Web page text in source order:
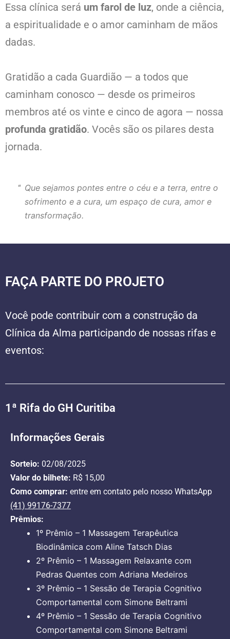
Essa clínica será um farol de luz, onde a ciência,
a espiritualidade e o amor caminham de mãos
dadas.
Gratidão a cada Guardião — a todos que
caminham conosco — desde os primeiros
membros até os vinte e cinco de agora — nossa
profunda gratidão. Vocês são os pilares desta
jornada.
Que sejamos pontes entre o céu e a terra, entre o
sofrimento e a cura, um espaço de cura, amor e
transformação.
FAÇA PARTE DO PROJETO
Você pode contribuir com a construção da
Clínica da Alma participando de nossas rifas e
eventos:
1ª Rifa do GH Curitiba
Informações Gerais
Sorteio: 02/08/2025
Valor do bilhete: R$ 15,00
Como comprar: entre em contato pelo nosso WhatsApp
(41) 99176-7377
Prêmios:
1º Prêmio – 1 Massagem Terapêutica
Biodinâmica com Aline Tatsch Dias
2º Prêmio – 1 Massagem Relaxante com
Pedras Quentes com Adriana Medeiros
3º Prêmio – 1 Sessão de Terapia Cognitivo
Comportamental com Simone Beltrami
4º Prêmio – 1 Sessão de Terapia Cognitivo
Comportamental com Simone Beltrami